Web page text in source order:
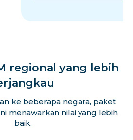
regional yang lebih
ke beberapa negara, paket
menawarkan nilai yang lebih
baik.